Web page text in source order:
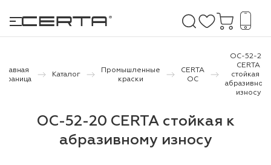
и дачи
Главная
Каталог
Промышленные
краски
CERTA
ОС
ОС-52-20
CERTA
стойкая к
износу
ОС-52-20 CERTA стойкая к
абразивному износу